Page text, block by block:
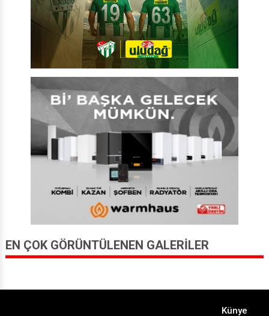
EN ÇOK GÖRÜNTÜLENEN GALERILER